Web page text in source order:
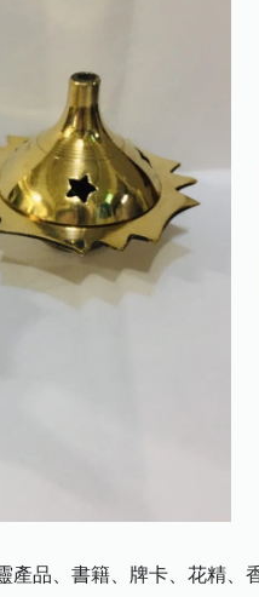
品、書籍、牌卡、花精、